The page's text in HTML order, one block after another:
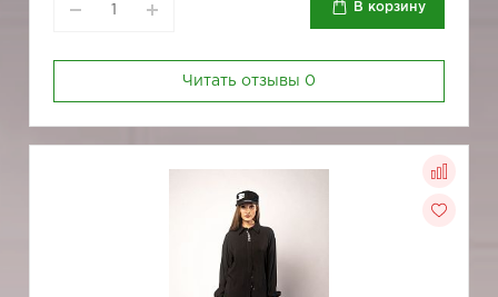
В корзину
Читать отзывы 0